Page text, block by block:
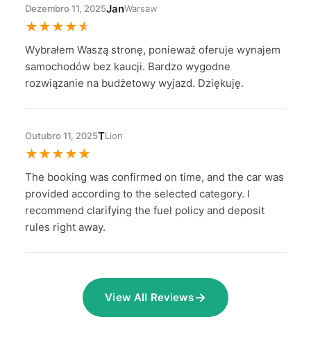
Dezembro 11, 2025JanWarsaw
★★★★★
Wybrałem Waszą stronę, ponieważ oferuje wynajem
samochodów bez kaucji. Bardzo wygodne
rozwiązanie na budżetowy wyjazd. Dziękuję.
Outubro 11, 2025TLion
★★★★★
The booking was confirmed on time, and the car was
provided according to the selected category. I
recommend clarifying the fuel policy and deposit
rules right away.
View All Reviews→